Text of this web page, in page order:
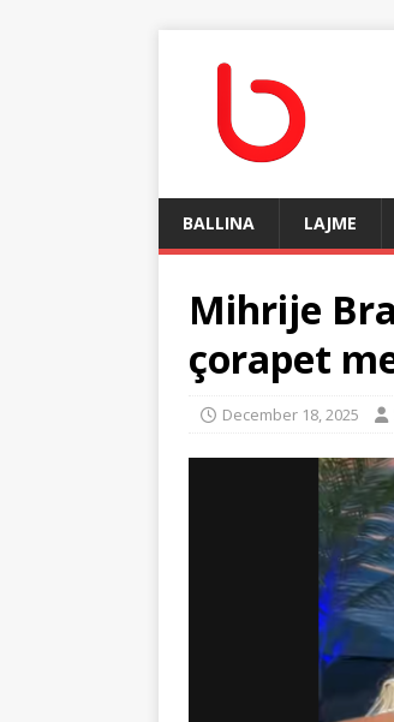
BALLINA LAJME
Mihrije
çorapet
December 18, 2025